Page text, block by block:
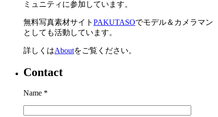
ミュニティに参加しています。
無料写真素材サイト PAKUTASOでモデル＆カメラマン
としても活動しています。
詳しくはAboutをご覧ください。
Contact
Name *